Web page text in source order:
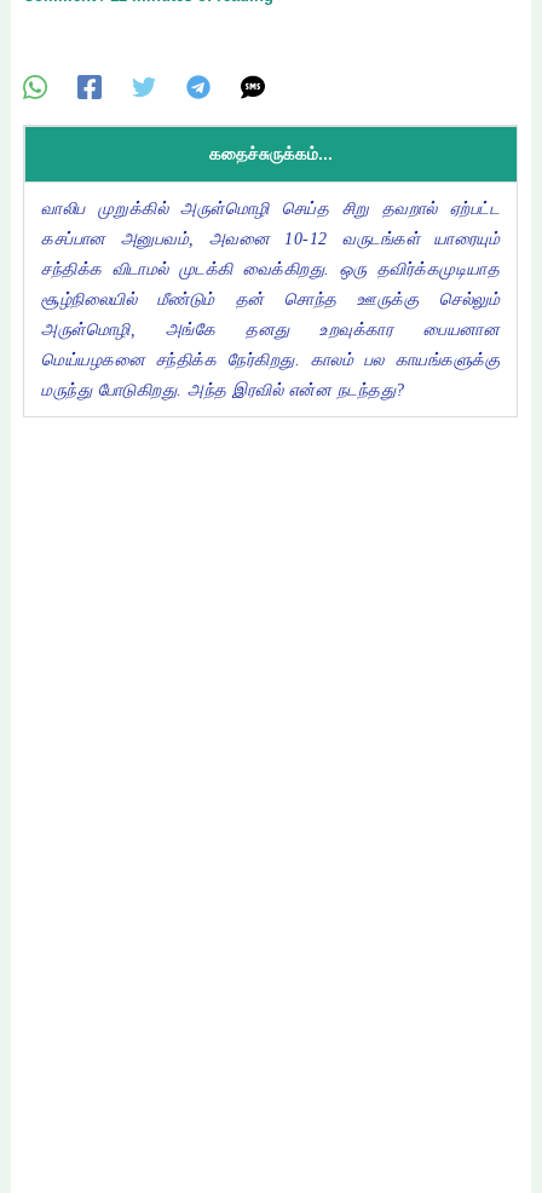
கதைச்சுருக்கம்...
வாலிப முறுக்கில் அருள்மொழி செய்த சிறு தவறால் ஏற்பட்ட
கசப்பான அனுபவம், அவனை 10-12 வருடங்கள் யாரையும்
சந்திக்க விடாமல் முடக்கி வைக்கிறது. ஒரு தவிர்க்கமுடியாத
சூழ்நிலையில் மீண்டும் தன் சொந்த ஊருக்கு செல்லும்
அருள்மொழி, அங்கே தனது உறவுக்கார பையனான
மெய்யழகனை சந்திக்க நேர்கிறது. காலம் பல காயங்களுக்கு
மருந்து போடுகிறது. அந்த இரவில் என்ன நடந்தது?